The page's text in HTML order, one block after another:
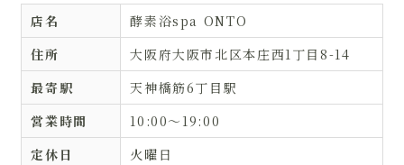
店名
酵素浴spa ONTO
住所
大阪府大阪市北区本庄西1丁目8-14
最寄駅
天神橋筋6丁目駅
営業時間
10:00〜19:00
定休日
火曜日